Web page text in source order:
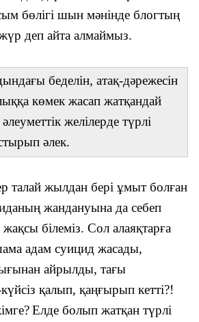
бөлігі шын мәнінде блогтың
жүр деп айта алмаймыз.
беделін, атақ-дәрежесін
көмек жасап жатқандай
желілерде түрлі
әлек.
талай жылдан бері ұмыт болған
жандануына да себеп
білеміз. Сол алаяқтарға
адам суицид жасады,
айрылды, тағы
қалып, қаңғырып кетті?!
Елде болып жатқан түрлі